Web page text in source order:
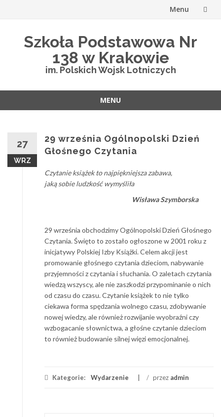
Menu
Szkoła Podstawowa Nr
138 w Krakowie
im. Polskich Wojsk Lotniczych
MENU
27
WRZ
29 września Ogólnopolski Dzień
Głośnego Czytania
Czytanie książek to najpiękniejsza zabawa,
jaką sobie ludzkość wymyśliła
Wisława Szymborska
29 września obchodzimy Ogólnopolski Dzień Głośnego
Czytania. Święto to zostało ogłoszone w 2001 roku z
inicjatywy Polskiej Izby Książki. Celem akcji jest
promowanie głośnego czytania dzieciom, nabywanie
przyjemności z czytania i słuchania. O zaletach czytania
wiedzą wszyscy, ale nie zaszkodzi przypominanie o nich
od czasu do czasu. Czytanie książek to nie tylko
ciekawa forma spędzania wolnego czasu, zdobywanie
nowej wiedzy, ale również rozwijanie wyobraźni czy
wzbogacanie słownictwa, a głośne czytanie dzieciom
to również budowanie silnej więzi emocjonalnej.
Kategorie: Wydarzenie / przez admin